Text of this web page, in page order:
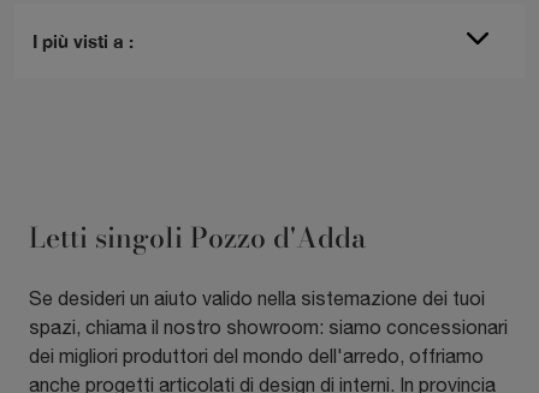
I più visti a :
Letti singoli Pozzo d'Adda
Se desideri un aiuto valido nella sistemazione dei tuoi
spazi, chiama il nostro showroom: siamo concessionari
dei migliori produttori del mondo dell'arredo, offriamo
anche progetti articolati di design di interni. In provincia